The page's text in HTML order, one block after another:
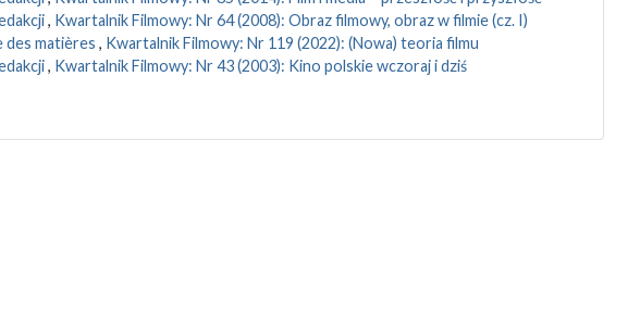
, Kwartalnik Filmowy: Nr 64 (2008): Obraz filmowy, obraz w filmie (cz. I)
des matières , Kwartalnik Filmowy: Nr 119 (2022): (Nowa) teoria filmu
, Kwartalnik Filmowy: Nr 43 (2003): Kino polskie wczoraj i dziś